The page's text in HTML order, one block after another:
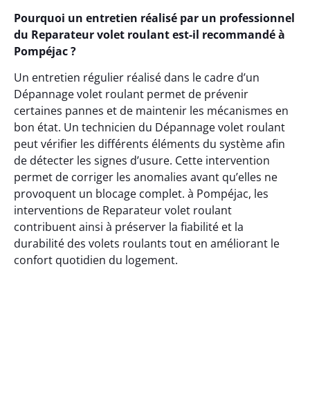
Pourquoi un entretien réalisé par un professionnel
du Reparateur volet roulant est-il recommandé à
Pompéjac ?
Un entretien régulier réalisé dans le cadre d’un
Dépannage volet roulant permet de prévenir
certaines pannes et de maintenir les mécanismes en
bon état. Un technicien du Dépannage volet roulant
peut vérifier les différents éléments du système afin
de détecter les signes d’usure. Cette intervention
permet de corriger les anomalies avant qu’elles ne
provoquent un blocage complet. à Pompéjac, les
interventions de Reparateur volet roulant
contribuent ainsi à préserver la fiabilité et la
durabilité des volets roulants tout en améliorant le
confort quotidien du logement.